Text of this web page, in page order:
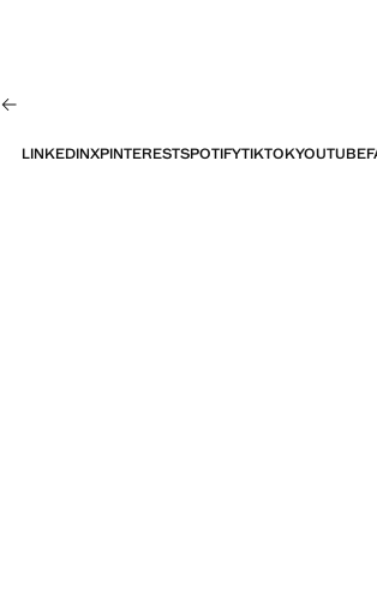
YOUTUBE
TIKTOK
SPOTIFY
PINTEREST
X
LINKEDIN